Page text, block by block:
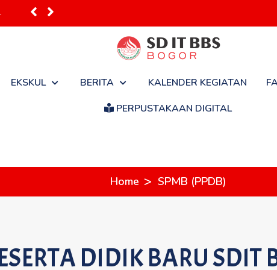
Persiapan Masuk Seko...
EKSKUL BERITA KALENDER KEGIATAN
PERPUSTAKAAN DIGITAL
Home > SPMB (PPDB)
DIDIK BARU SDIT